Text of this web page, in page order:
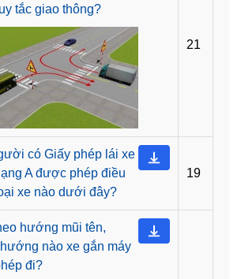
tắc giao thông?
21
có Giấy phép lái xe
A được phép điều
xe nào dưới đây?
19
hướng mũi tên,
nào xe gắn máy
đi?